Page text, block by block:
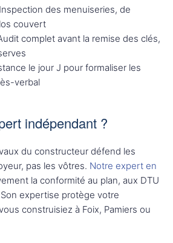
Inspection des menuiseries, de
couvert
complet avant la remise des clés,
le jour J pour formaliser les
verbal
indépendant ?
du constructeur défend les
pas les vôtres. Notre expert en
la conformité au plan, aux DTU
expertise protège votre
construisiez à Foix, Pamiers ou